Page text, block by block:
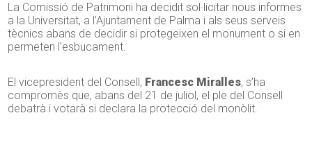
La Comissió de Patrimoni ha decidit sol·licitar nous informes
a la Universitat, a l’Ajuntament de Palma i als seus serveis
tècnics abans de decidir si protegeixen el monument o si en
permeten l’esbucament.
El vicepresident del Consell, Francesc Miralles, s’ha
compromès que, abans del 21 de juliol, el ple del Consell
debatrà i votarà si declara la protecció del monòlit.